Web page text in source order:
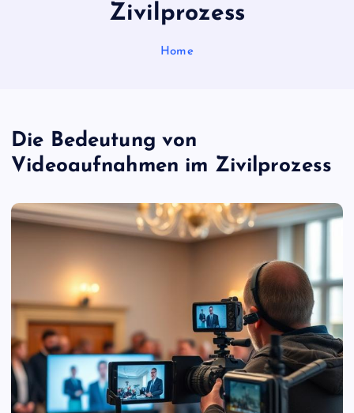
Zivilprozess
Home
Die Bedeutung von
Videoaufnahmen im Zivilprozess